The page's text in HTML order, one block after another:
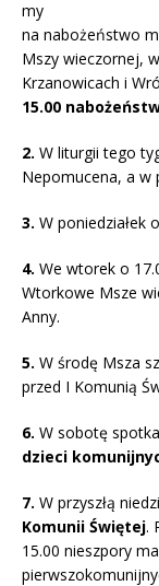
my
na nabożeństwo
Mszy wieczornej,
Krzanowicach i
15.00
2. W liturgii tego
Nepomucena, a w
3. W poniedziałek
4. We wtorek o
Wtorkowe Msze
Anny.
5. W środę Msza
przed I Komunią
6. W sobotę
dzieci
7. W przyszłą
Komunii Świętej.
15.00 nieszpory